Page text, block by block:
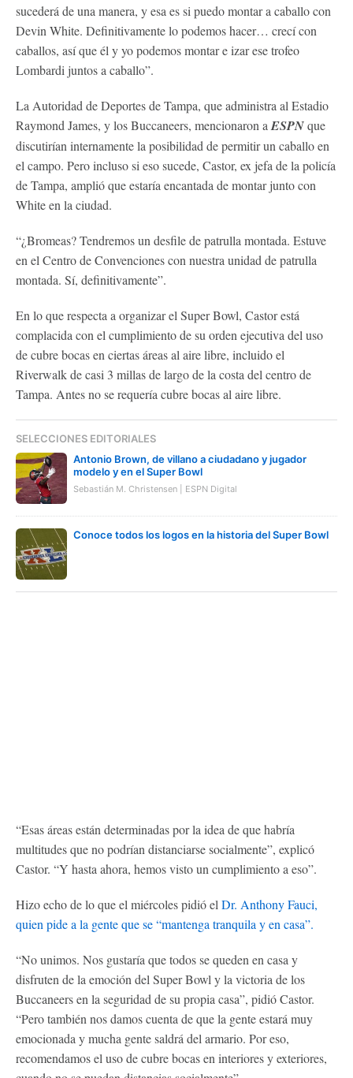
sucederá de una manera, y esa es si puedo montar a caballo con
Devin White. Definitivamente lo podemos hacer… crecí con
caballos, así que él y yo podemos montar e izar ese trofeo
Lombardi juntos a caballo”.
La Autoridad de Deportes de Tampa, que administra al Estadio
Raymond James, y los Buccaneers, mencionaron a ESPNque
discutirían internamente la posibilidad de permitir un caballo en
el campo. Pero incluso si eso sucede, Castor, ex jefa de la policía
de Tampa, amplió que estaría encantada de montar junto con
White en la ciudad.
“¿Bromeas? Tendremos un desfile de patrulla montada. Estuve
en el Centro de Convenciones con nuestra unidad de patrulla
montada. Sí, definitivamente”.
En lo que respecta a organizar el Super Bowl, Castor está
complacida con el cumplimiento de su orden ejecutiva del uso
de cubre bocas en ciertas áreas al aire libre, incluido el
Riverwalk de casi 3 millas de largo de la costa del centro de
Tampa. Antes no se requería cubre bocas al aire libre.
SELECCIONES EDITORIALES
Antonio Brown, de villano a ciudadano y jugador
modelo y en el Super Bowl
Sebastián M. Christensen | ESPN Digital
Conoce todos los logos en la historia del Super Bowl
“Esas áreas están determinadas por la idea de que habría
multitudes que no podrían distanciarse socialmente”, explicó
Castor. “Y hasta ahora, hemos visto un cumplimiento a eso”.
Hizo echo de lo que el miércoles pidió el Dr. Anthony Fauci,
quien pide a la gente que se “mantenga tranquila y en casa”.
“No unimos. Nos gustaría que todos se queden en casa y
disfruten de la emoción del Super Bowl y la victoria de los
Buccaneers en la seguridad de su propia casa”, pidió Castor.
“Pero también nos damos cuenta de que la gente estará muy
emocionada y mucha gente saldrá del armario. Por eso,
recomendamos el uso de cubre bocas en interiores y exteriores,